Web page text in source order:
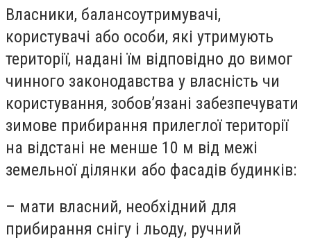
Власники, балансоутримувачі,
користувачі або особи, які утримують
території, надані їм відповідно до вимог
чинного законодавства у власність чи
користування, зобов’язані забезпечувати
зимове прибирання прилеглої території
на відстані не менше 10 м від межі
земельної ділянки або фасадів будинків:
– мати власний, необхідний для
прибирання снігу і льоду, ручний